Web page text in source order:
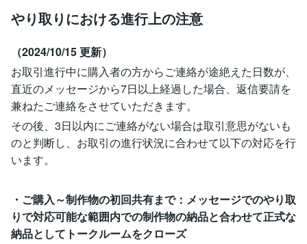
やり取りにおける進行上の注意
（2024/10/15 更新）
お取引進行中に購入者の方からご連絡が途絶えた日数が、
直近のメッセージから7日以上経過した場合、返信要請を
兼ねたご連絡をさせていただきます。
その後、3日以内にご連絡がない場合は取引意思がないも
のと判断し、お取引の進行状況に合わせて以下の対応を行
います。
・ご購入～制作物の初回共有まで：メッセージでのやり取
りで対応可能な範囲内での制作物の納品と合わせて正式な
納品としてトークルームをクローズ